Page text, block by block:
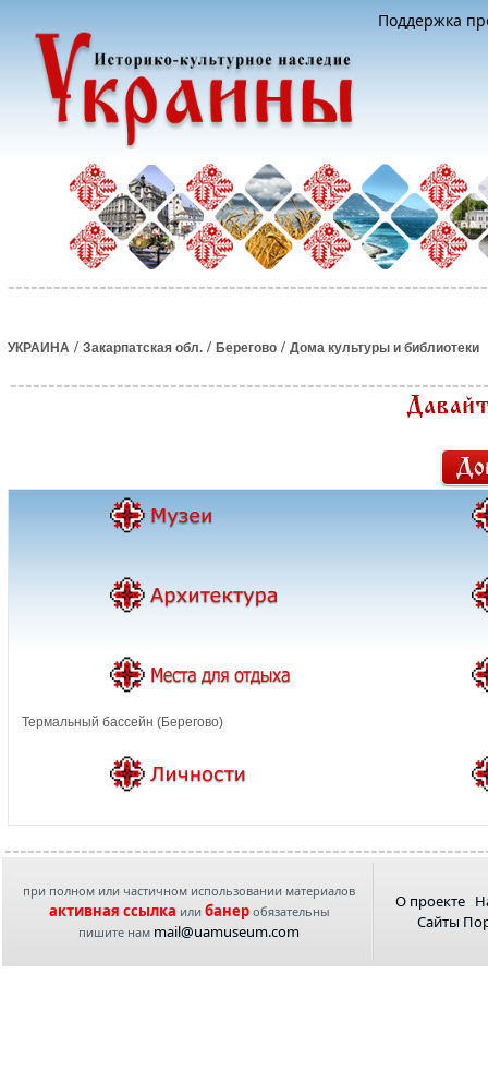
Поддержка
УКРАИНА / Закарпатская обл. / Берегово / Дома культуры и библиотеки
Термальный бассейн (Берегово)
при полном или частичном использовании материалов
активная ссылка или банеробязательны
пишите нам mail@uamuseum.com
О проекте
Сайты